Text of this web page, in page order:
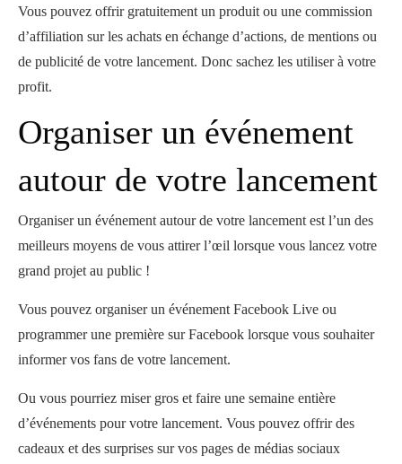
Vous pouvez offrir gratuitement un produit ou une commission
d’affiliation sur les achats en échange d’actions, de mentions ou
de publicité de votre lancement. Donc sachez les utiliser à votre
profit.
Organiser un événement
autour de votre lancement
Organiser un événement autour de votre lancement est l’un des
meilleurs moyens de vous attirer l’œil lorsque vous lancez votre
grand projet au public !
Vous pouvez organiser un événement Facebook Live ou
programmer une première sur Facebook lorsque vous souhaiter
informer vos fans de votre lancement.
Ou vous pourriez miser gros et faire une semaine entière
d’événements pour votre lancement. Vous pouvez offrir des
cadeaux et des surprises sur vos pages de médias sociaux